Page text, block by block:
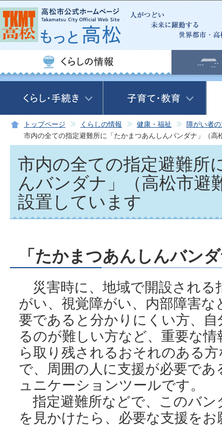
この
トップページ くらしの情報 健康・福祉
障がい者
市内の全ての指定避難所に「たかまつあんしんバンダナ」（
市内の全ての指定避難所
んバンダナ」（高松市避
設置しています
「たかまつあんしんバン
災害時に、地域で開設される
がい、視覚障がい、内部障害
要であると分かりにくい方、
るのが難しい方など、重要な
ら取り残されるおそれのある
で、周囲の人に支援が必要で
ュニケーションツールです。
指定避難所などで、このバン
を見かけたら、必要な支援を